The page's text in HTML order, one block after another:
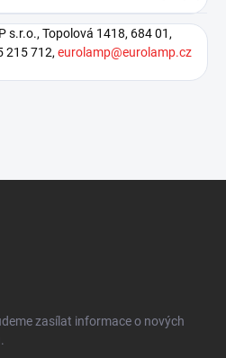
s.r.o., Topolová 1418, 684 01,
215 712, eurolamp@eurolamp.cz
zasílat informace o nových